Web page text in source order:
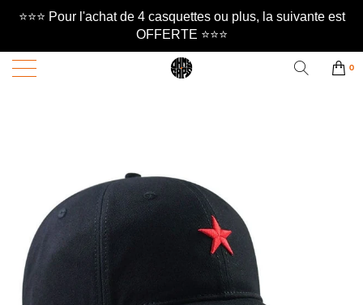
⭐️⭐️⭐️ Pour l'achat de 4 casquettes ou plus, la suivante est
OFFERTE ⭐️⭐️⭐️
0